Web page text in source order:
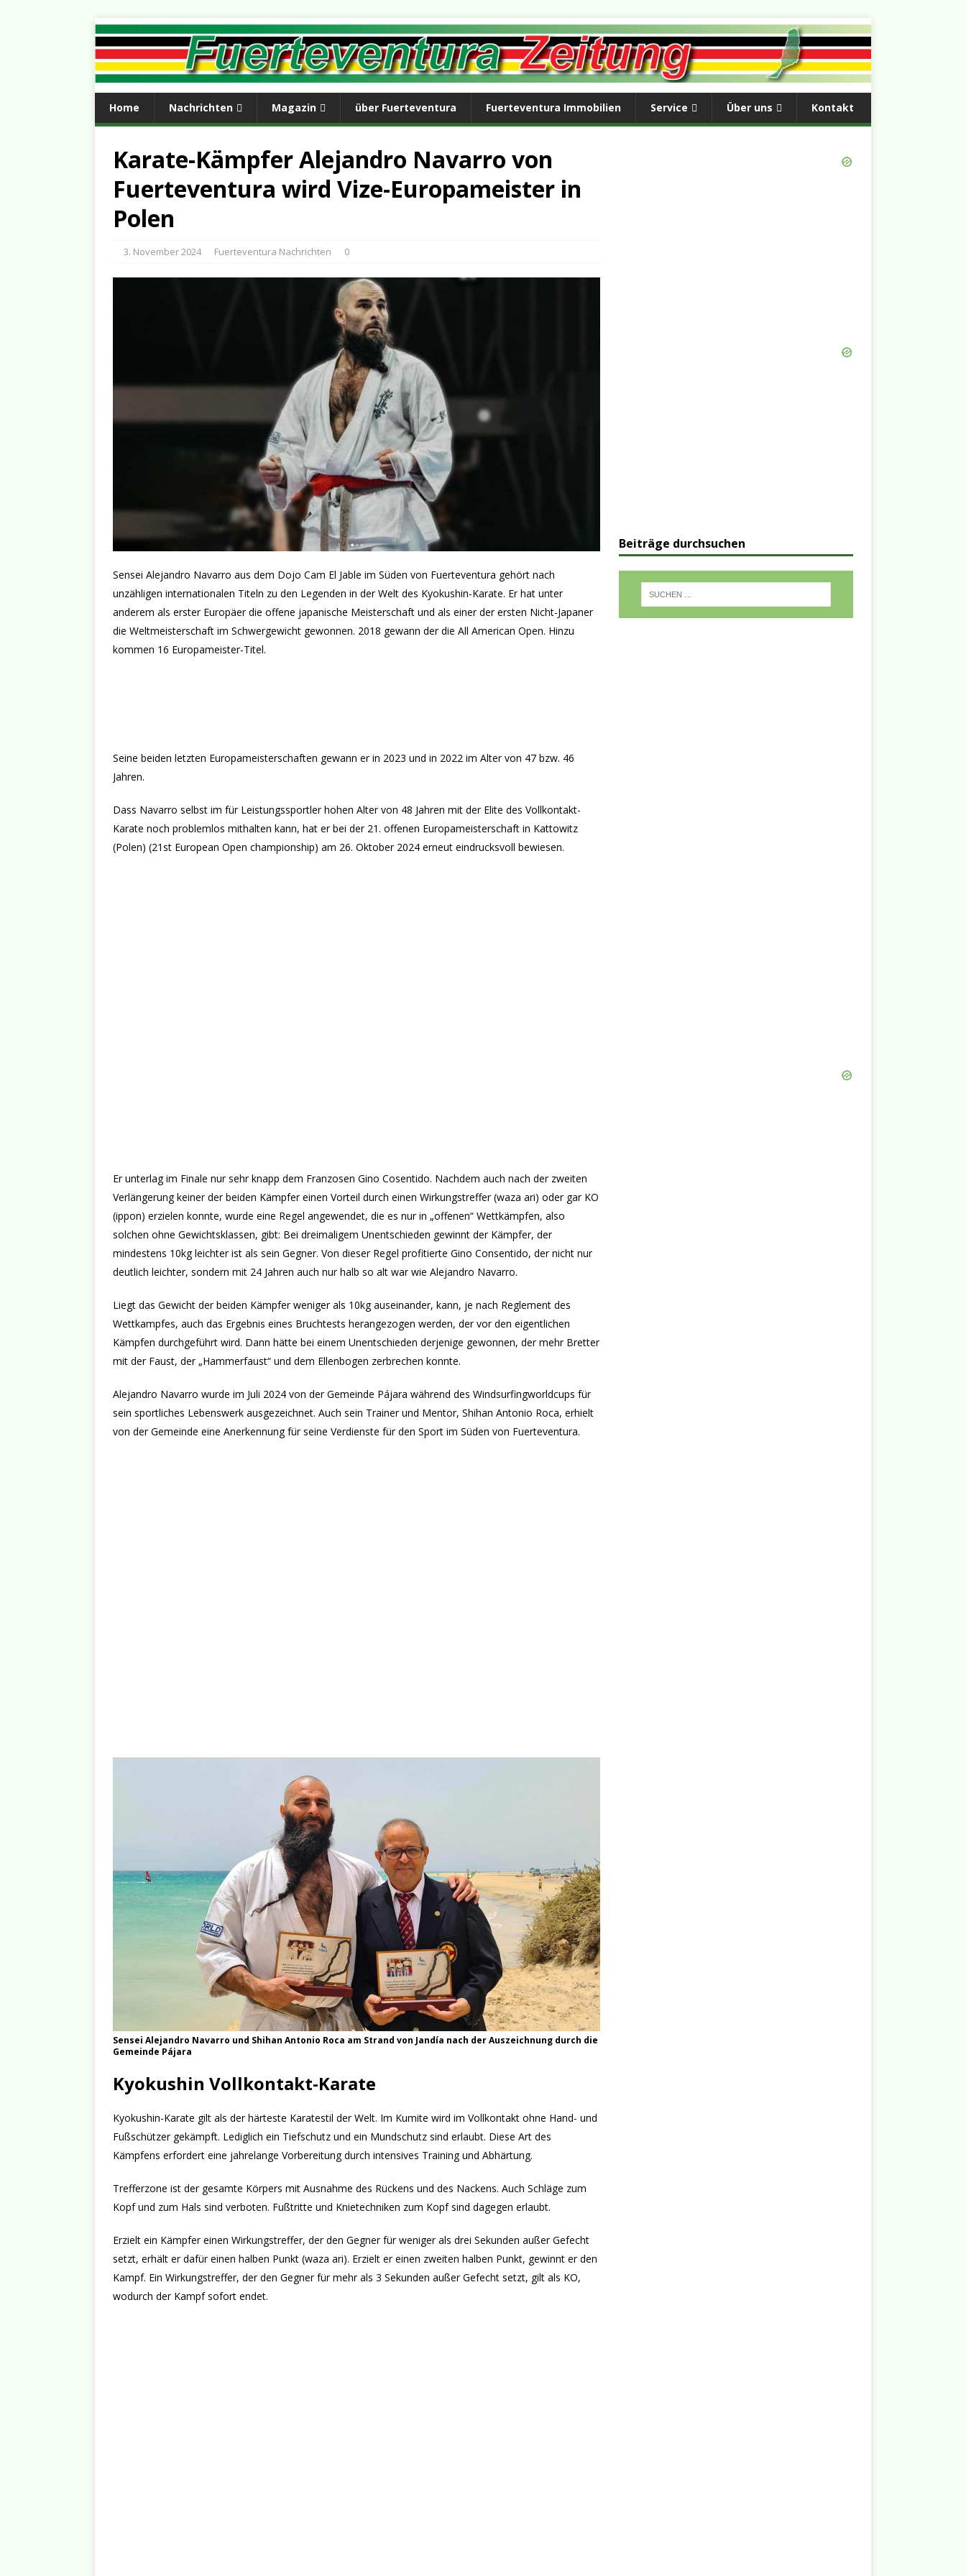
Home Nachrichten Magazin über Fuerteventura Fuerteventura Immobilien Service Über uns Kontakt
Karate-Kämpfer Alejandro Navarro von
Fuerteventura wird Vize-Europameister in
Polen
3. November 2024 Fuerteventura Nachrichten 0
Sensei Alejandro Navarro aus dem Dojo Cam El Jable im Süden von Fuerteventura gehört nach
unzähligen internationalen Titeln zu den Legenden in der Welt des Kyokushin-Karate. Er hat unter
anderem als erster Europäer die offene japanische Meisterschaft und als einer der ersten Nicht-Japaner
die Weltmeisterschaft im Schwergewicht gewonnen. 2018 gewann der die All American Open. Hinzu
kommen 16 Europameister-Titel.
Seine beiden letzten Europameisterschaften gewann er in 2023 und in 2022 im Alter von 47 bzw. 46
Jahren.
Dass Navarro selbst im für Leistungssportler hohen Alter von 48 Jahren mit der Elite des Vollkontakt-
Karate noch problemlos mithalten kann, hat er bei der 21. offenen Europameisterschaft in Kattowitz
(Polen) (21st European Open championship) am 26. Oktober 2024 erneut eindrucksvoll bewiesen.
Er unterlag im Finale nur sehr knapp dem Franzosen Gino Cosentido. Nachdem auch nach der zweiten
Verlängerung keiner der beiden Kämpfer einen Vorteil durch einen Wirkungstreffer (waza ari) oder gar KO
(ippon) erzielen konnte, wurde eine Regel angewendet, die es nur in „offenen“ Wettkämpfen, also
solchen ohne Gewichtsklassen, gibt: Bei dreimaligem Unentschieden gewinnt der Kämpfer, der
mindestens 10kg leichter ist als sein Gegner. Von dieser Regel profitierte Gino Consentido, der nicht nur
deutlich leichter, sondern mit 24 Jahren auch nur halb so alt war wie Alejandro Navarro.
Liegt das Gewicht der beiden Kämpfer weniger als 10kg auseinander, kann, je nach Reglement des
Wettkampfes, auch das Ergebnis eines Bruchtests herangezogen werden, der vor den eigentlichen
Kämpfen durchgeführt wird. Dann hätte bei einem Unentschieden derjenige gewonnen, der mehr Bretter
mit der Faust, der „Hammerfaust“ und dem Ellenbogen zerbrechen konnte.
Alejandro Navarro wurde im Juli 2024 von der Gemeinde Pájara während des Windsurfingworldcups für
sein sportliches Lebenswerk ausgezeichnet. Auch sein Trainer und Mentor, Shihan Antonio Roca, erhielt
von der Gemeinde eine Anerkennung für seine Verdienste für den Sport im Süden von Fuerteventura.
Sensei Alejandro Navarro und Shihan Antonio Roca am Strand von Jandía nach der Auszeichnung durch die
Gemeinde Pájara
Kyokushin Vollkontakt-Karate
Kyokushin-Karate gilt als der härteste Karatestil der Welt. Im Kumite wird im Vollkontakt ohne Hand- und
Fußschützer gekämpft. Lediglich ein Tiefschutz und ein Mundschutz sind erlaubt. Diese Art des
Kämpfens erfordert eine jahrelange Vorbereitung durch intensives Training und Abhärtung.
Trefferzone ist der gesamte Körpers mit Ausnahme des Rückens und des Nackens. Auch Schläge zum
Kopf und zum Hals sind verboten. Fußtritte und Knietechniken zum Kopf sind dagegen erlaubt.
Erzielt ein Kämpfer einen Wirkungstreffer, der den Gegner für weniger als drei Sekunden außer Gefecht
setzt, erhält er dafür einen halben Punkt (waza ari). Erzielt er einen zweiten halben Punkt, gewinnt er den
Kampf. Ein Wirkungstreffer, der den Gegner für mehr als 3 Sekunden außer Gefecht setzt, gilt als KO,
wodurch der Kampf sofort endet.
Beiträge durchsuchen